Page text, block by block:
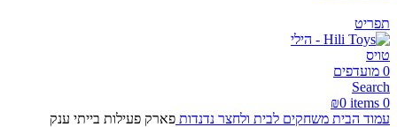
תפריט
0 מועדפים
Search
0
items
₪0
עמוד הבית משחקים לבית ולחצר נדנדות פארק פעילות בייתי ענק